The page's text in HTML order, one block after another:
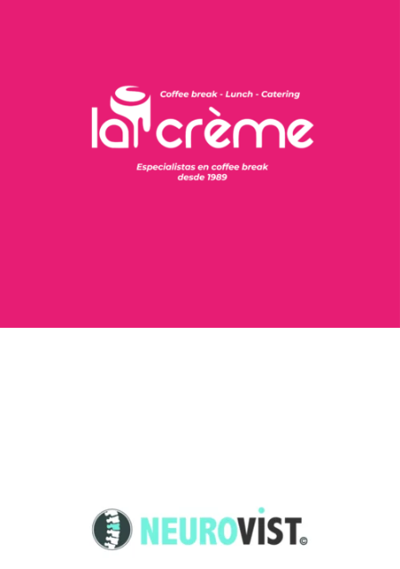
Catering La Creme
Arte web
Neurovist
Arte web / Id Corporativa / Id grafica / Publicidad / Social